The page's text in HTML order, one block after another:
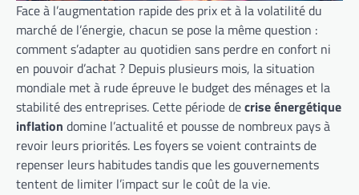
Face à l’augmentation rapide des prix et à la volatilité du
marché de l’énergie, chacun se pose la même question :
comment s’adapter au quotidien sans perdre en confort ni
en pouvoir d’achat ? Depuis plusieurs mois, la situation
mondiale met à rude épreuve le budget des ménages et la
stabilité des entreprises. Cette période decrise énergétique
inflation domine l’actualité et pousse de nombreux pays à
revoir leurs priorités. Les foyers se voient contraints de
repenser leurs habitudes tandis que les gouvernements
tentent de limiter l’impact sur le coût de la vie.